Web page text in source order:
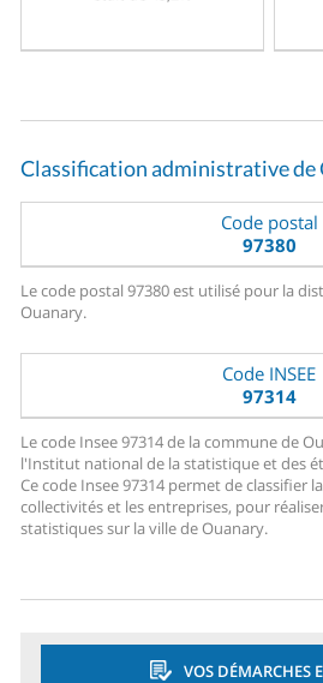
Classification administrative de
Code postal
97380
Le code postal 97380 est utilisé pour la
Ouanary.
Code INSEE
97314
Le code Insee 97314 de la commune de
l'Institut national de la statistique et des
Ce code Insee 97314 permet de classifier
collectivités et les entreprises, pour
statistiques sur la ville de Ouanary.
VOS DÉMARCHES